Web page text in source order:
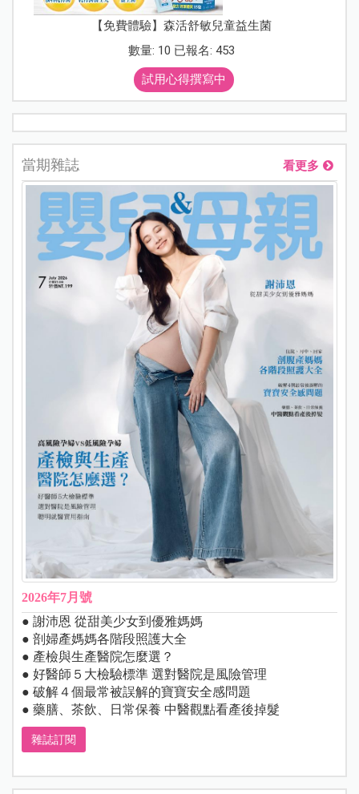
【免費體驗】森活舒敏兒童益生菌
數量: 10 已報名: 453
試用心得撰寫中
當期雜誌 看更多
2026年7月號
● 謝沛恩 從甜美少女到優雅媽媽
● 剖婦產媽媽各階段照護大全
● 產檢與生產醫院怎麼選？
● 好醫師５大檢驗標準 選對醫院是風險管理
● 破解４個最常被誤解的寶寶安全感問題
● 藥膳、茶飲、日常保養 中醫觀點看產後掉髮
雜誌訂閱